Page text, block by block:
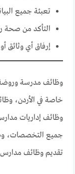
تعبئة جميع
التأكد من صحة
إرفاق أي وثائق
وظائف مدرسة وروضة
وظائف إداريات
جميع التخصصات،
تقديم وظائف